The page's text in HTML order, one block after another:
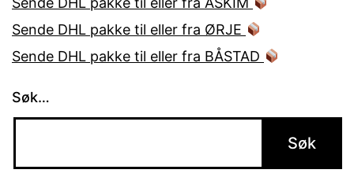
Sende DHL pakke til eller fra ØRJE
Sende DHL pakke til eller fra BÅSTAD
Søk…